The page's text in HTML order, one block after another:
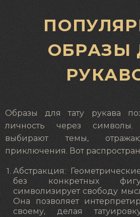
ОБРАЗЫ
Образы для тату рукава
личность через
выбирают темы,
приключения. Вот
Абстракция:
без конкретных
символизирует свободу
Она позволяет
своему, делая